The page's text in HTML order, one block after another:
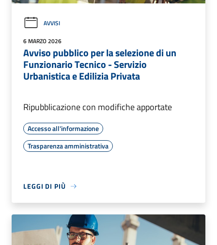
AVVISI
6 MARZO 2026
Avviso pubblico per la selezione di un
Funzionario Tecnico - Servizio
Urbanistica e Edilizia Privata
Ripubblicazione con modifiche apportate
Accesso all'informazione
Trasparenza amministrativa
LEGGI DI PIÙ